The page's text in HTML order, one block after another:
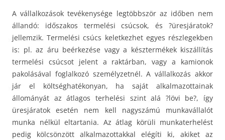
A vállalkozások tevékenysége legtöbbször az időben nem
állandó: időszakos termelési csúcsok, és ?üresjáratok?
jellemzik. Termelési csúcs keletkezhet egyes részlegekben
is: pl. az áru beérkezése vagy a késztermékek kiszállítás
termelési csúcsot jelent a raktárban, vagy a kamionok
pakolásával foglalkozó személyzetnél. A vállalkozás akkor
jár el költséghatékonyan, ha saját alkalmazottainak
állományát az átlagos terhelési szint alá ?lövi be?, így
üresjáratok esetén nem kell nagyszámú munkavállalót
munka nélkül eltartania. Az átlag körüli munkaterhelést
pedig kölcsönzött alkalmazottakkal elégíti ki, akiket az